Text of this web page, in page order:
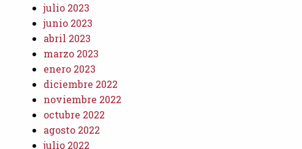
julio 2023
junio 2023
abril 2023
marzo 2023
enero 2023
diciembre 2022
noviembre 2022
octubre 2022
agosto 2022
julio 2022